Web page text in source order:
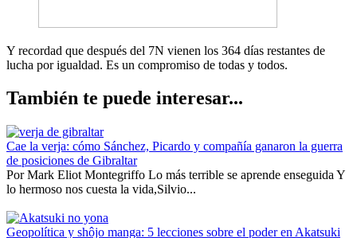
Y recordad que después del 7N vienen los 364 días restantes de
lucha por igualdad. Es un compromiso de todas y todos.
También te puede interesar...
Cae la verja: cómo Sánchez, Picardo y compañía ganaron la guerra
de posiciones de Gibraltar
Por Mark Eliot Montegriffo Lo más terrible se aprende enseguida Y
lo hermoso nos cuesta la vida,Silvio...
Geopolítica y shôjo manga: 5 lecciones sobre el poder en Akatsuki